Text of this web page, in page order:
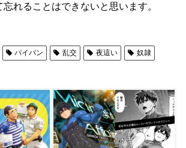
れることはできないと思います。
パイパン 乱交 夜這い
奴隷